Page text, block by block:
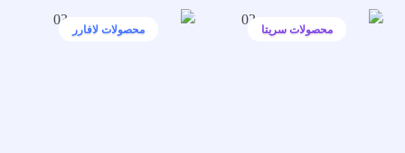
محصولات سریتا محصولات لافارر